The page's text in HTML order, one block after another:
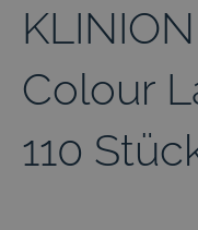
Colour
110